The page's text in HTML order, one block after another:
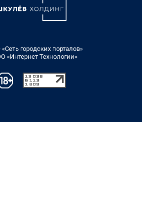
городских порталов»
«Интернет Технологии»